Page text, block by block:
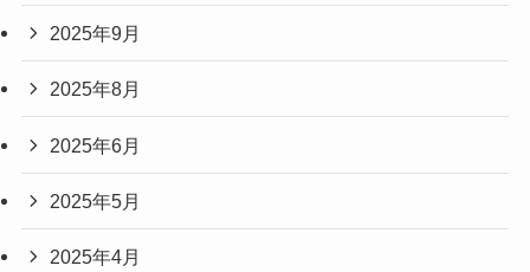
2025年9月
2025年8月
2025年6月
2025年5月
2025年4月